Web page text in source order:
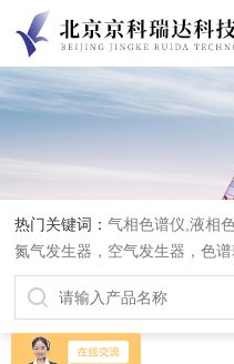
热门关键词：气相色谱仪,液相
氮气发生器，空气发生器，色
阀件、进样器、色谱担体），
计，原子吸收分光光度计，傅
室产品。